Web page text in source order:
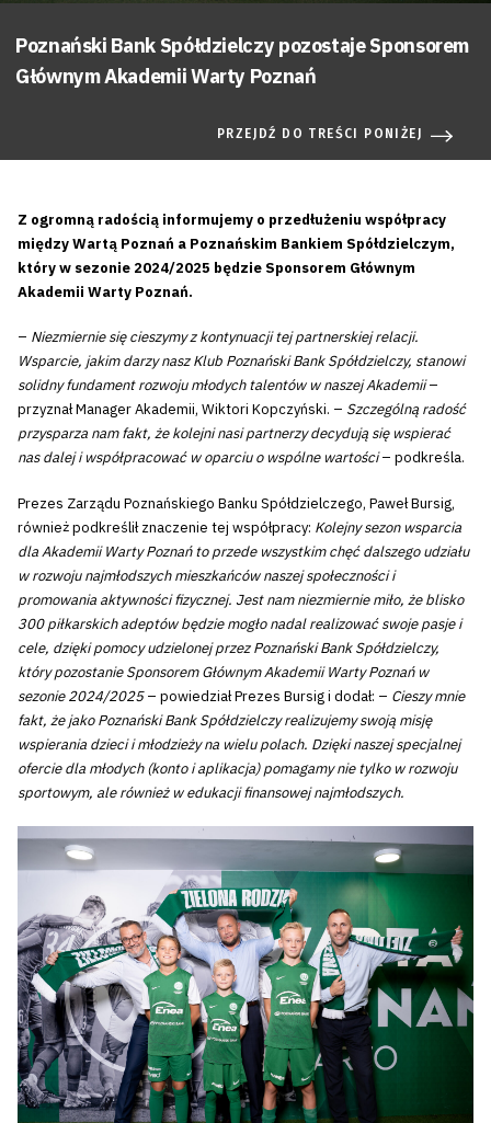
Poznański Bank Spółdzielczy pozostaje Sponsorem
Głównym Akademii Warty Poznań
PRZEJDŹ DO TREŚCI PONIŻEJ
Z ogromną radością informujemy o przedłużeniu współpracy
między Wartą Poznań a Poznańskim Bankiem Spółdzielczym,
który w sezonie 2024/2025 będzie Sponsorem Głównym
Akademii Warty Poznań.
– Niezmiernie się cieszymy z kontynuacji tej partnerskiej relacji.
Wsparcie, jakim darzy nasz Klub Poznański Bank Spółdzielczy, stanowi
solidny fundament rozwoju młodych talentów w naszej Akademii–
przyznał Manager Akademii, Wiktori Kopczyński. – Szczególną radość
przysparza nam fakt, że kolejni nasi partnerzy decydują się wspierać
nas dalej i współpracować w oparciu o wspólne wartości– podkreśla.
Prezes Zarządu Poznańskiego Banku Spółdzielczego, Paweł Bursig,
również podkreślił znaczenie tej współpracy: Kolejny sezon wsparcia
dla Akademii Warty Poznań to przede wszystkim chęć dalszego udziału
w rozwoju najmłodszych mieszkańców naszej społeczności i
promowania aktywności fizycznej. Jest nam niezmiernie miło, że blisko
300 piłkarskich adeptów będzie mogło nadal realizować swoje pasje i
cele, dzięki pomocy udzielonej przez Poznański Bank Spółdzielczy,
który pozostanie Sponsorem Głównym Akademii Warty Poznań w
sezonie 2024/2025– powiedział Prezes Bursig i dodał: – Cieszy mnie
fakt, że jako Poznański Bank Spółdzielczy realizujemy swoją misję
wspierania dzieci i młodzieży na wielu polach. Dzięki naszej specjalnej
ofercie dla młodych (konto i aplikacja) pomagamy nie tylko w rozwoju
sportowym, ale również w edukacji finansowej najmłodszych.